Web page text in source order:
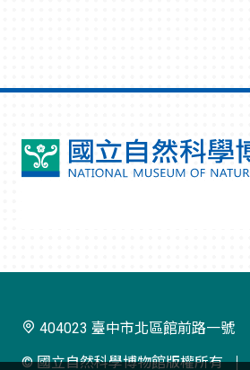
國
404023 臺中市北區館前路一號
© 國立自然科學博物館版權所有